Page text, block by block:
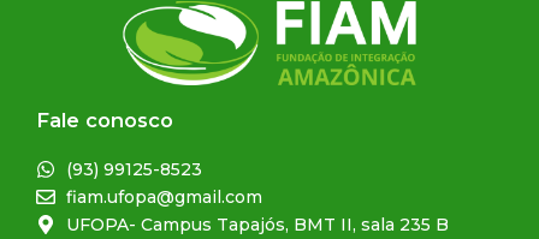
Fale conosco
(93) 99125-8523
fiam.ufopa@gmail.com
UFOPA- Campus Tapajós, BMT II, sala 235 B